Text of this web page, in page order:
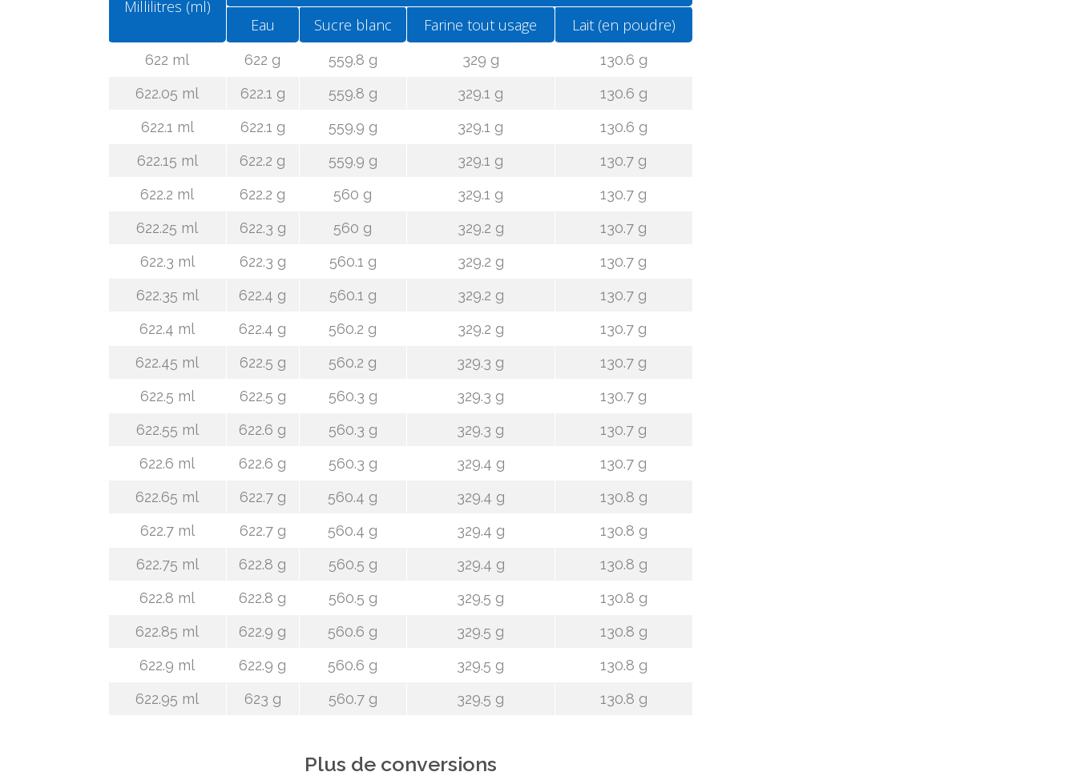
Millilitres (ml)
Eau
Sucre blanc Farine tout usage Lait (en poudre)
622 ml 622 g 559.8 g 329 g
130.6 g
622.05 ml
622.1 g 559.8 g 329.1 g
130.6 g
622.1 ml
622.1 g 559.9 g 329.1 g
130.6 g
622.15 ml
622.2 g 559.9 g 329.1 g
130.7 g
622.2 ml
622.2 g 560 g 329.1 g
130.7 g
622.25 ml
622.3 g 560 g 329.2 g
130.7 g
622.3 ml
622.3 g 560.1 g 329.2 g
130.7 g
622.35 ml
622.4 g 560.1 g 329.2 g
130.7 g
622.4 ml
622.4 g 560.2 g 329.2 g
130.7 g
622.45 ml
622.5 g 560.2 g 329.3 g
130.7 g
622.5 ml
622.5 g 560.3 g 329.3 g
130.7 g
622.55 ml
622.6 g 560.3 g 329.3 g
130.7 g
622.6 ml
622.6 g 560.3 g 329.4 g
130.7 g
622.65 ml
622.7 g 560.4 g 329.4 g
130.8 g
622.7 ml
622.7 g 560.4 g 329.4 g
130.8 g
622.75 ml
622.8 g 560.5 g 329.4 g
130.8 g
622.8 ml
622.8 g 560.5 g 329.5 g
130.8 g
622.85 ml
622.9 g 560.6 g 329.5 g
130.8 g
622.9 ml
622.9 g 560.6 g 329.5 g
130.8 g
622.95 ml
623 g 560.7 g 329.5 g 130.8 g
Plus de conversions